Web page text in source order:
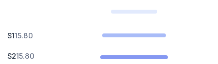
S115.80
S215.80